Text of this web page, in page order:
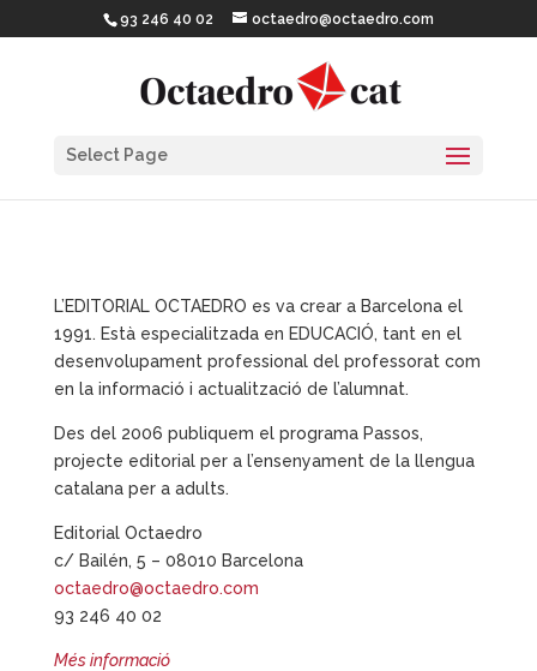
93 246 40 02 octaedro@octaedro.com
Select Page
L’EDITORIAL OCTAEDRO es va crear a Barcelona el
1991. Està especialitzada en EDUCACIÓ, tant en el
desenvolupament professional del professorat com
en la informació i actualització de l’alumnat.
Des del 2006 publiquem el programa Passos,
projecte editorial per a l’ensenyament de la llengua
catalana per a adults.
Editorial Octaedro
c/ Bailén, 5 – 08010 Barcelona
octaedro@octaedro.com
93 246 40 02
Més informació